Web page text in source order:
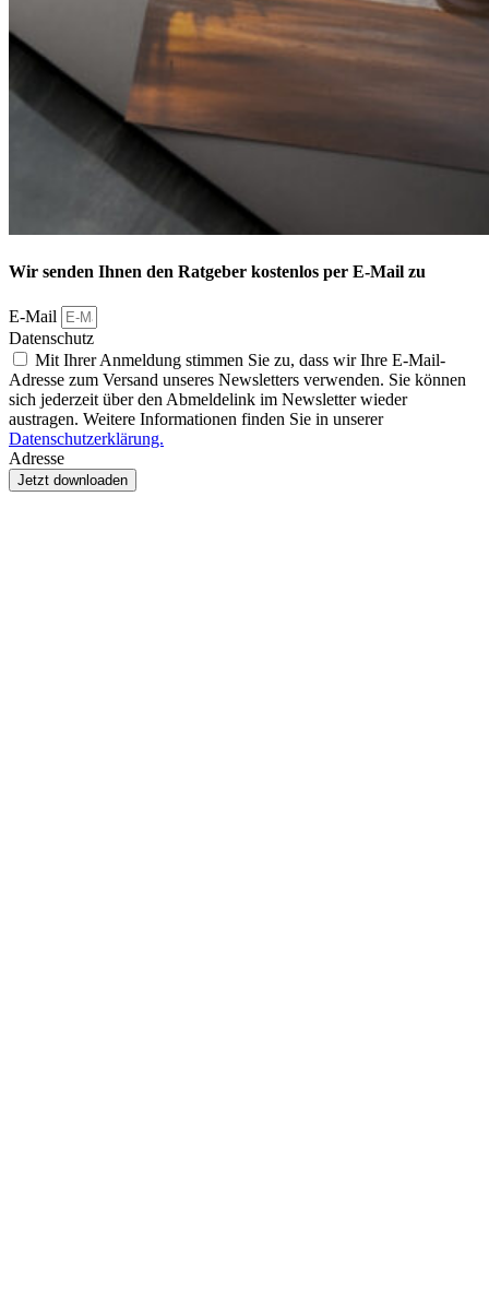
Wir senden Ihnen den Ratgeber kostenlos per E-Mail zu
E-Mail
Datenschutz
Mit Ihrer Anmeldung stimmen Sie zu, dass wir Ihre E-Mail-
Adresse zum Versand unseres Newsletters verwenden. Sie können
sich jederzeit über den Abmeldelink im Newsletter wieder
austragen. Weitere Informationen finden Sie in unserer
Datenschutzerklärung.
Adresse
Jetzt downloaden